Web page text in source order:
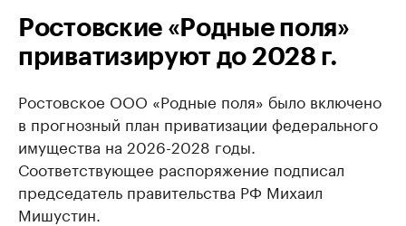
Ростовские «Родные поля»
приватизируют до 2028 г.
Ростовское ООО «Родные поля» было включено
в прогнозный план приватизации федерального
имущества на 2026-2028 годы.
Соответствующее распоряжение подписал
председатель правительства РФ Михаил
Мишустин.